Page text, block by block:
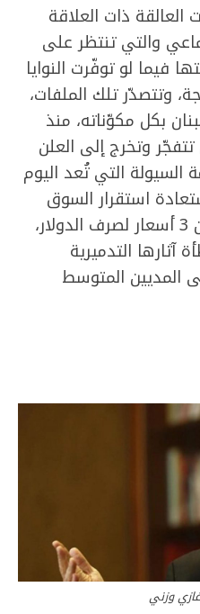
العالقة ذات العلاقة
والتي تنتظر على
فيما لو توفّرت النوايا
وتتصدّر تلك الملفات،
بكل مكوّناته، منذ
وتخرج إلى العلن
2019. فأزمة السيولة التي تُعد اليوم
استقرار السوق
النقدية بعد أن تشرذمت بين 3 أسعار لصرف الدولار،
التدميرية
المديين المتوسط
وزني